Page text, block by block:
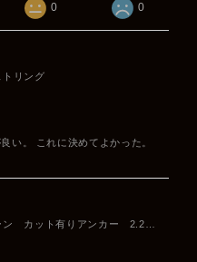
0 0
トリング
い。 これに決めてよかった。
ネックレスチェーン カット有りアンカー 2.2mm